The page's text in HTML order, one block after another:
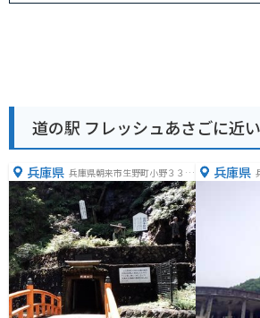
道の駅 フレッシュあさごに近
兵庫県 兵庫県朝来市生野町小野３３
−５
兵庫県